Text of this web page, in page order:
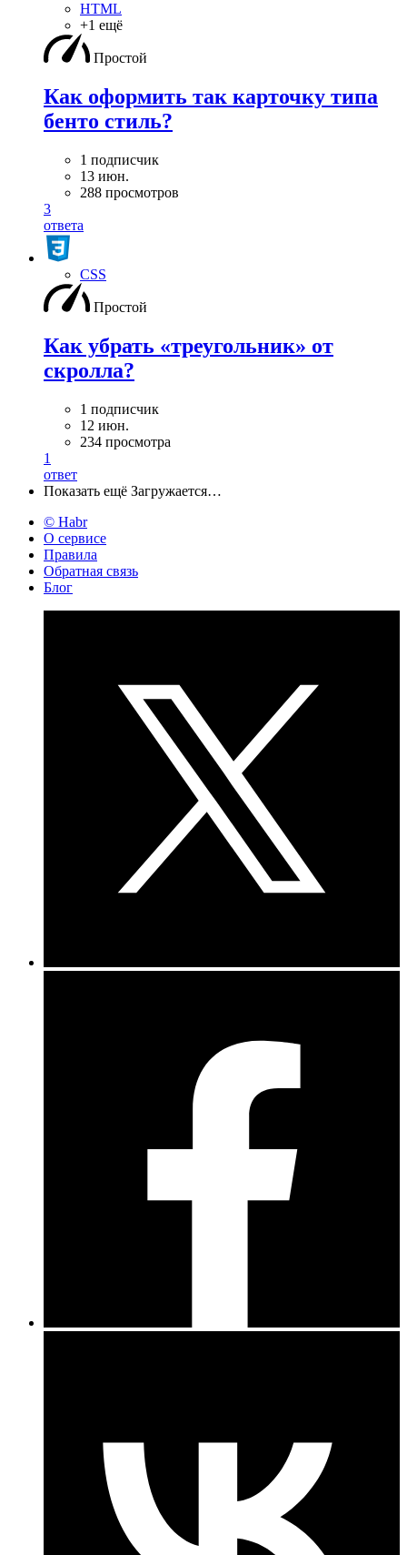
HTML
+1 ещё
Простой
Как оформить так карточку типа
бенто стиль?
1 подписчик
13 июн.
288 просмотров
3
ответа
CSS
Простой
Как убрать «треугольник» от
скролла?
1 подписчик
12 июн.
234 просмотра
1
ответ
Показать ещё Загружается…
© Habr
О сервисе
Правила
Обратная связь
Блог